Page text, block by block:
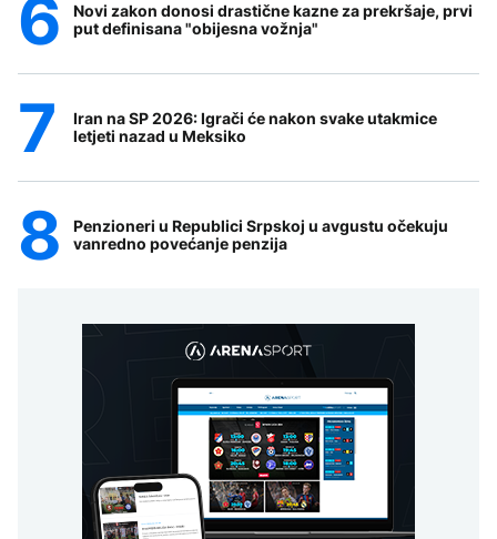
Novi zakon donosi drastične kazne za prekršaje, prvi
put definisana "obijesna vožnja"
Iran na SP 2026: Igrači će nakon svake utakmice
letjeti nazad u Meksiko
Penzioneri u Republici Srpskoj u avgustu očekuju
vanredno povećanje penzija